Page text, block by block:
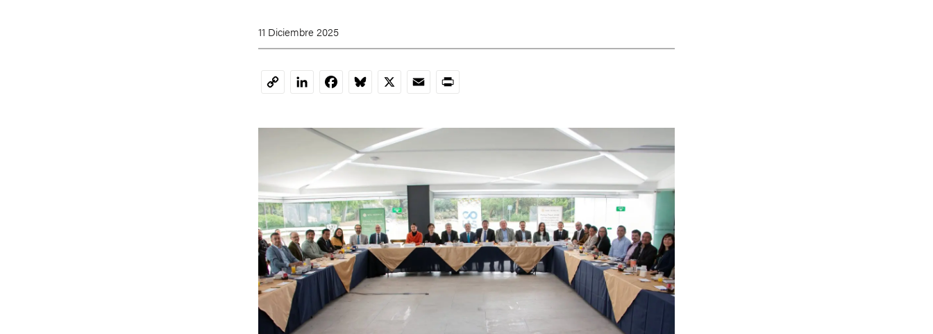
11 Diciembre 2025
CopyLinkedInFacebookBluesky
X EmailPrint